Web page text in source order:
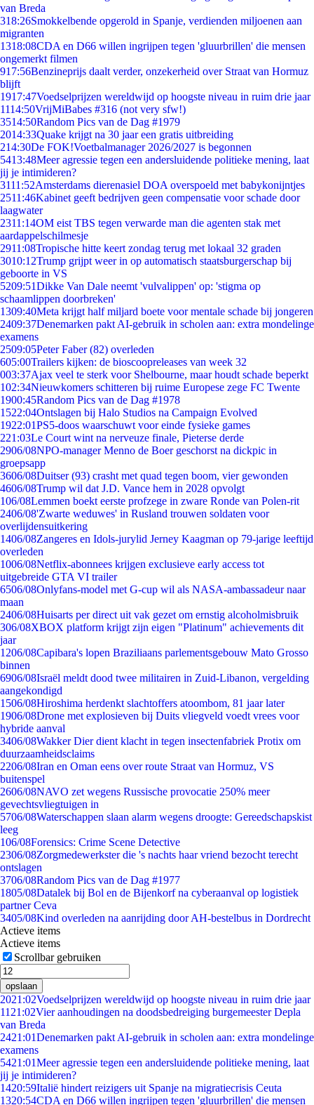
van Breda
318:26Smokkelbende opgerold in Spanje, verdienden miljoenen aan
migranten
1318:08CDA en D66 willen ingrijpen tegen 'gluurbrillen' die mensen
ongemerkt filmen
917:56Benzineprijs daalt verder, onzekerheid over Straat van Hormuz
blijft
1917:47Voedselprijzen wereldwijd op hoogste niveau in ruim drie jaar
1114:50VrijMiBabes #316 (not very sfw!)
3514:50Random Pics van de Dag #1979
2014:33Quake krijgt na 30 jaar een gratis uitbreiding
214:30De FOK!Voetbalmanager 2026/2027 is begonnen
5413:48Meer agressie tegen een andersluidende politieke mening, laat
jij je intimideren?
3111:52Amsterdams dierenasiel DOA overspoeld met babykonijntjes
2511:46Kabinet geeft bedrijven geen compensatie voor schade door
laagwater
2311:14OM eist TBS tegen verwarde man die agenten stak met
aardappelschilmesje
2911:08Tropische hitte keert zondag terug met lokaal 32 graden
3010:12Trump grijpt weer in op automatisch staatsburgerschap bij
geboorte in VS
5209:51Dikke Van Dale neemt 'vulvalippen' op: 'stigma op
schaamlippen doorbreken'
1309:40Meta krijgt half miljard boete voor mentale schade bij jongeren
2409:37Denemarken pakt AI-gebruik in scholen aan: extra mondelinge
examens
2509:05Peter Faber (82) overleden
605:00Trailers kijken: de bioscoopreleases van week 32
003:37Ajax veel te sterk voor Shelbourne, maar houdt schade beperkt
102:34Nieuwkomers schitteren bij ruime Europese zege FC Twente
1900:45Random Pics van de Dag #1978
1522:04Ontslagen bij Halo Studios na Campaign Evolved
1922:01PS5-doos waarschuwt voor einde fysieke games
221:03Le Court wint na nerveuze finale, Pieterse derde
2906/08NPO-manager Menno de Boer geschorst na dickpic in
groepsapp
3606/08Duitser (93) crasht met quad tegen boom, vier gewonden
4606/08Trump wil dat J.D. Vance hem in 2028 opvolgt
106/08Lemmen boekt eerste profzege in zware Ronde van Polen-rit
2406/08'Zwarte weduwes' in Rusland trouwen soldaten voor
overlijdensuitkering
1406/08Zangeres en Idols-jurylid Jerney Kaagman op 79-jarige leeftijd
overleden
1006/08Netflix-abonnees krijgen exclusieve early access tot
uitgebreide GTA VI trailer
6506/08Onlyfans-model met G-cup wil als NASA-ambassadeur naar
maan
2406/08Huisarts per direct uit vak gezet om ernstig alcoholmisbruik
306/08XBOX platform krijgt zijn eigen "Platinum" achievements dit
jaar
1206/08Capibara's lopen Braziliaans parlementsgebouw Mato Grosso
binnen
6906/08Israël meldt dood twee militairen in Zuid-Libanon, vergelding
aangekondigd
1506/08Hiroshima herdenkt slachtoffers atoombom, 81 jaar later
1906/08Drone met explosieven bij Duits vliegveld voedt vrees voor
hybride aanval
3406/08Wakker Dier dient klacht in tegen insectenfabriek Protix om
duurzaamheidsclaims
2206/08Iran en Oman eens over route Straat van Hormuz, VS
buitenspel
2606/08NAVO zet wegens Russische provocatie 250% meer
gevechtsvliegtuigen in
5706/08Waterschappen slaan alarm wegens droogte: Gereedschapskist
leeg
106/08Forensics: Crime Scene Detective
2306/08Zorgmedewerkster die 's nachts haar vriend bezocht terecht
ontslagen
3706/08Random Pics van de Dag #1977
1805/08Datalek bij Bol en de Bijenkorf na cyberaanval op logistiek
partner Ceva
3405/08Kind overleden na aanrijding door AH-bestelbus in Dordrecht
Actieve items
Actieve items
Scrollbar gebruiken
opslaan
2021:02Voedselprijzen wereldwijd op hoogste niveau in ruim drie jaar
11 21:02Vier aanhoudingen na doodsbedreiging burgemeester Depla
van Breda
2421:01Denemarken pakt AI-gebruik in scholen aan: extra mondelinge
examens
5421:01Meer agressie tegen een andersluidende politieke mening, laat
jij je intimideren?
1420:59Italië hindert reizigers uit Spanje na migratiecrisis Ceuta
1320:54CDA en D66 willen ingrijpen tegen 'gluurbrillen' die mensen